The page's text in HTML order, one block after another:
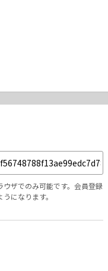
ザでのみ可能です。会員登録
になります。